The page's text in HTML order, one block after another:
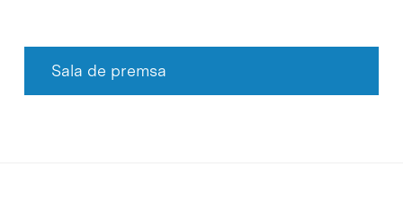
Sala de premsa